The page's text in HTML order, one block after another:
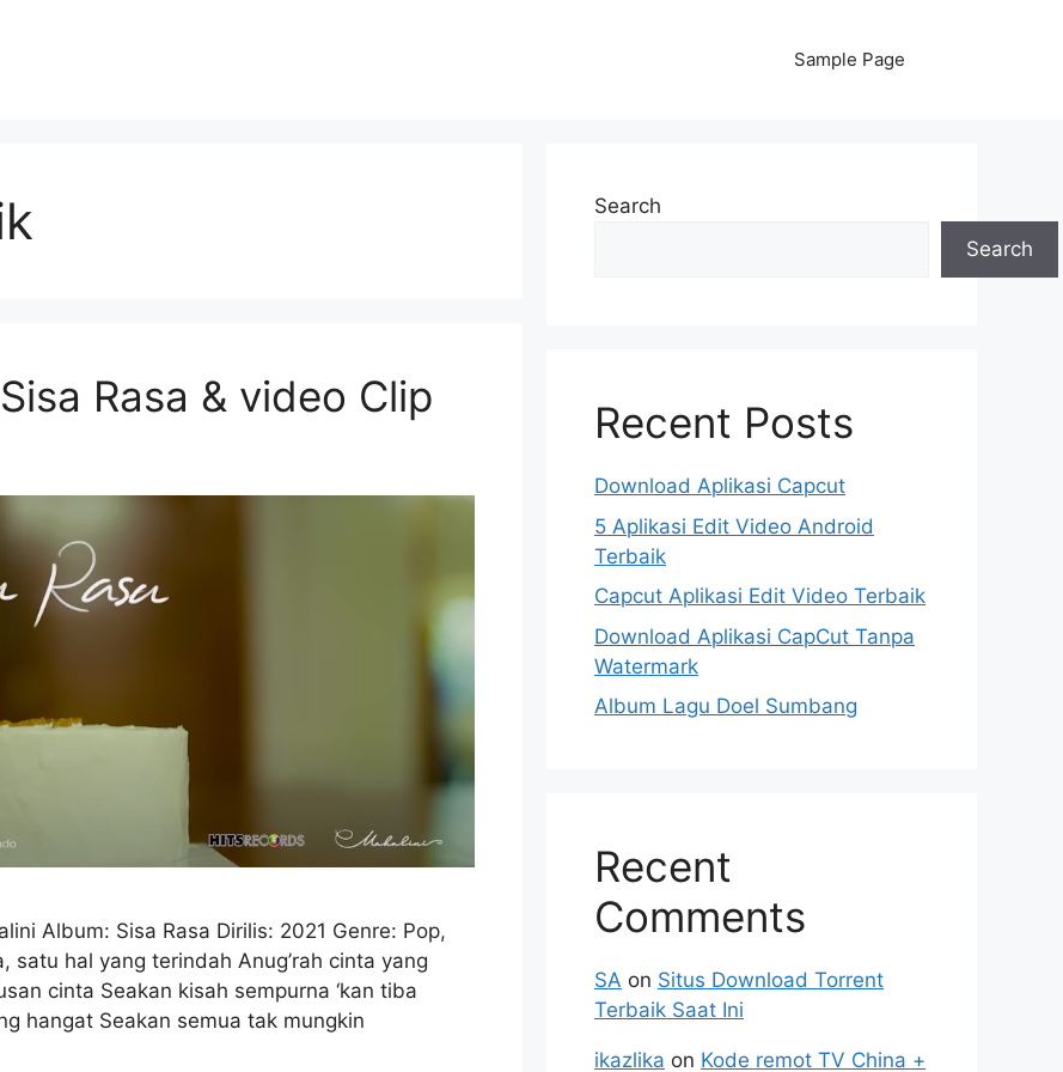
Sample Page
Rasa & video Clip
Album: Sisa Rasa Dirilis: 2021 Genre: Pop,
satu hal yang terindah Anug’rah cinta yang
cinta Seakan kisah sempurna ‘kan tiba
hangat Seakan semua tak mungkin
Search
Search
Recent Posts
Download Aplikasi Capcut
5 Aplikasi Edit Video Android
Terbaik
Capcut Aplikasi Edit Video Terbaik
Download Aplikasi CapCut Tanpa
Watermark
Album Lagu Doel Sumbang
Recent
Comments
SA on Situs Download Torrent
Terbaik Saat Ini
ikazlika on Kode remot TV China +